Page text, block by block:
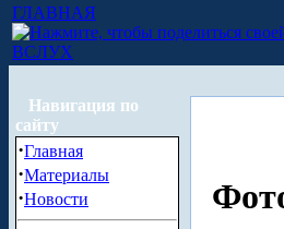
ГЛАВНАЯ
ВСЛУХ
Навигация по
сайту
·Главная
·Материалы
·Новости